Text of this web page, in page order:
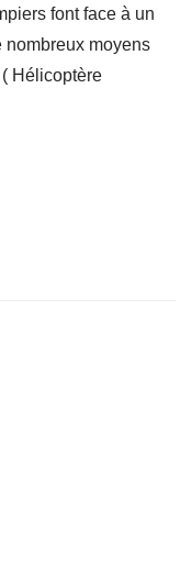
font face à un
nombreux moyens
Hélicoptère